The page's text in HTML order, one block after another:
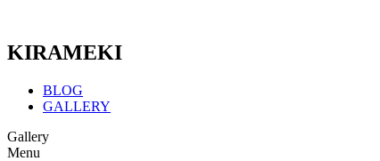
KIRAMEKI
BLOG
GALLERY
Gallery
Menu